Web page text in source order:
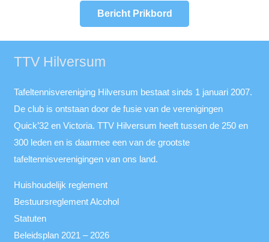
Bericht Prikbord
TTV Hilversum
Tafeltennisvereniging Hilversum bestaat sinds 1 januari 2007.
De club is ontstaan door de fusie van de verenigingen
Quick’32 en Victoria. TTV Hilversum heeft tussen de 250 en
300 leden en is daarmee een van de grootste
tafeltennisverenigingen van ons land.
Huishoudelijk reglement
Bestuursreglement Alcohol
Statuten
Beleidsplan 2021 – 2026